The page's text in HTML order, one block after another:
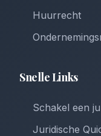
Huurrecht
Snelle Links
Schakel een
Juridische